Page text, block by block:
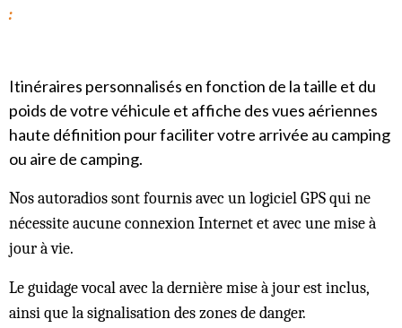
:
Itinéraires personnalisés en fonction de la taille et du
poids de votre véhicule et affiche des vues aériennes
haute définition pour faciliter votre arrivée au camping
ou aire de camping.
Nos autoradios sont fournis avec un logiciel GPS qui ne
nécessite aucune connexion Internet et avec une mise à
jour à vie.
Le guidage vocal avec la dernière mise à jour est inclus,
ainsi que la signalisation des zones de danger.